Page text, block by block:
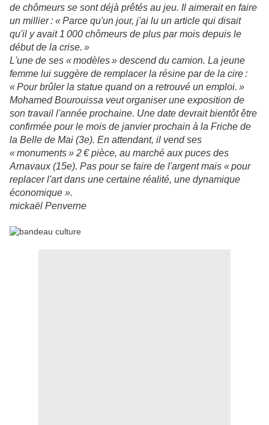
de chômeurs se sont déjà prêtés au jeu. Il aimerait en faire
un millier : « Parce qu'un jour, j'ai lu un article qui disait
qu'il y avait 1 000 chômeurs de plus par mois depuis le
début de la crise. »
L'une de ses « modèles » descend du camion. La jeune
femme lui suggère de remplacer la résine par de la cire :
« Pour brûler la statue quand on a retrouvé un emploi. »
Mohamed Bourouissa veut organiser une exposition de
son travail l'année prochaine. Une date devrait bientôt être
confirmée pour le mois de janvier prochain à la Friche de
la Belle de Mai (3e). En attendant, il vend ses
« monuments » 2 € pièce, au marché aux puces des
Arnavaux (15e). Pas pour se faire de l'argent mais « pour
replacer l'art dans une certaine réalité, une dynamique
économique ».
mickaël Penverne